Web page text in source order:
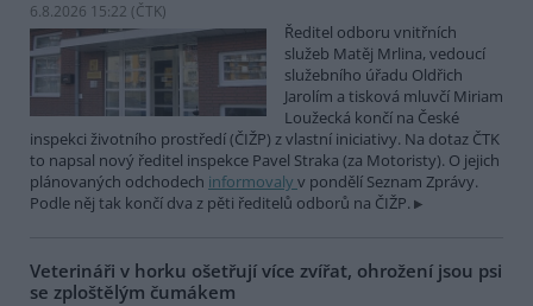
6.8.2026 15:22 (ČTK)
Ředitel odboru vnitřních
služeb Matěj Mrlina, vedoucí
služebního úřadu Oldřich
Jarolím a tisková mluvčí Miriam
Loužecká končí na České
inspekci životního prostředí (ČIŽP) z vlastní iniciativy. Na dotaz ČTK
to napsal nový ředitel inspekce Pavel Straka (za Motoristy). O jejich
plánovaných odchodech informovaly v pondělí Seznam Zprávy.
Podle něj tak končí dva z pěti ředitelů odborů na ČIŽP.
Veterináři v horku ošetřují více zvířat, ohrožení jsou psi
se zploštělým čumákem